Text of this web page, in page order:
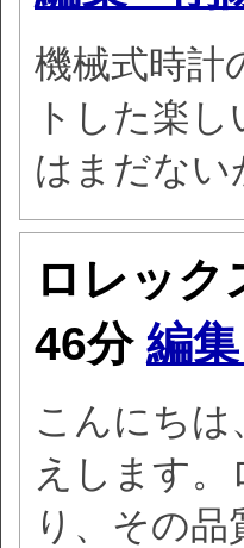
機械式時計
トした楽
はまだな
ロレック
46分 編
こんにち
えします
り、その